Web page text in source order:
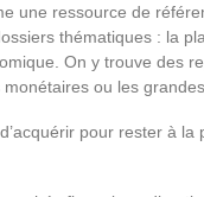
une ressource de
thématiques : la
On y trouve des
ou les
pour rester à la